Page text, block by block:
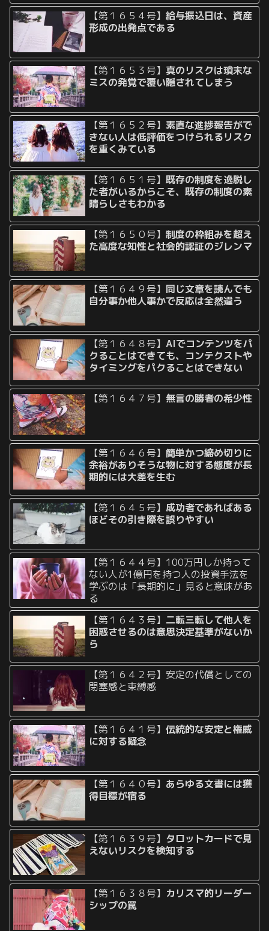
【第１６５４号】給与振込日は、資産
形成の出発点である
【第１６５３号】 真のリスクは瑣末な
ミスの発覚で覆い隠されてしまう
【第１６５２号】素直な進捗報告がで
きない人は低評価をつけられるリスク
を重くみている
【第１６５１号】既存の制度を逸脱し
た者がいるからこそ、既存の制度の素
晴らしさもわかる
【第１６５０号】制度の枠組みを超え
た高度な知性と社会的認証のジレンマ
【第１６４９号】 同じ文章を読んでも
自分事か他人事かで反応は全然違う
【第１６４８号】AIでコンテンツをパ
クることはできても、コンテクストや
タイミングをパクることはできない
【第１６４７号】 無言の勝者の希少性
【第１６４６号】簡単かつ締め切りに
余裕がありそうな物に対する態度が長
期的には大差を生む
【第１６４５号】成功者であればある
ほどその引き際を誤りやすい
【第１６４４号】100万円しか持って
ない人が1億円を持つ人の投資手法を
学ぶのは「長期的に」見ると意味があ
る
【第１６４３号】 二転三転して他人を
困惑させるのは意思決定基準がないか
ら
【第１６４２号】安定の代償としての
閉塞感と束縛感
【第１６４１号】伝統的な安定と権威
に対する疑念
【第１６４０号】 あらゆる文書には獲
得目標が宿る
【第１６３９号】 タロットカードで見
えないリスクを検知する
【第１６３８号】 カリスマ的リーダー
シップの罠